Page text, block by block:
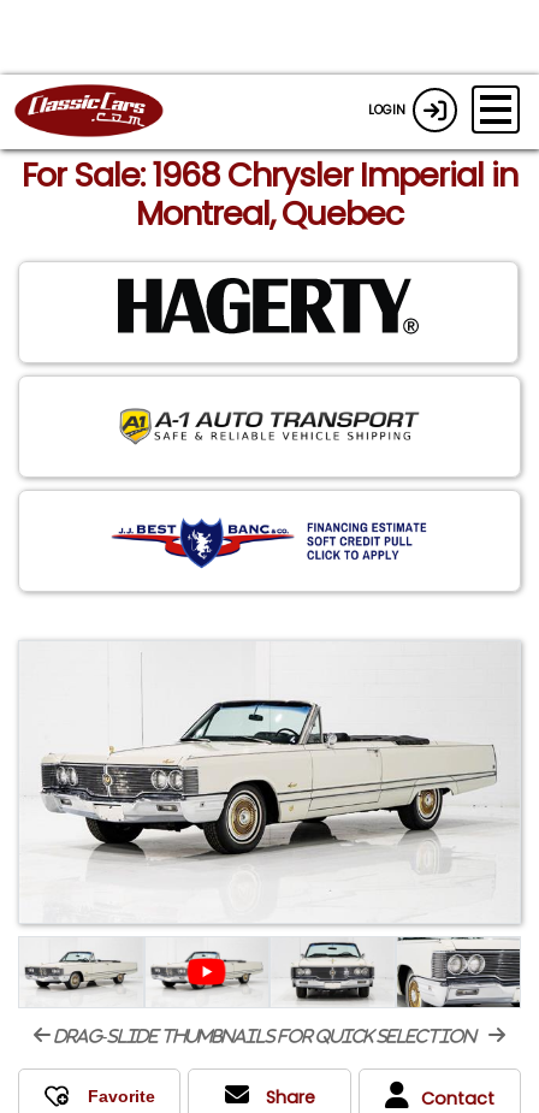
LOGIN
For Sale: 1968 Chrysler Imperial in
Montreal, Quebec
drag-slide thumbnails for quick selection
Share Contact